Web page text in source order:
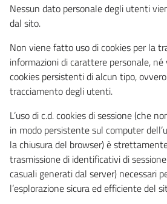
Nessun dato personale degli utenti
dal sito.
Non viene fatto uso di cookies per la
informazioni di carattere personale,
cookies persistenti di alcun tipo,
tracciamento degli utenti.
L’uso di c.d. cookies di sessione (che
in modo persistente sul computer
la chiusura del browser) è
trasmissione di identificativi di
casuali generati dal server) necessari
l’esplorazione sicura ed efficiente del